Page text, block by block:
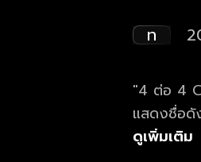
ท
"4 ต่อ 4
แสดงชื่อดั
สำรวจ"
ดูเพิ่มเติม